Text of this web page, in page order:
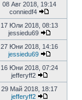
08 Авг 2018, 19:14
conniedf4
17 Юли 2018, 08:13
jessiedu69
27 Юни 2018, 14:16
jessiedu69
16 Юни 2018, 07:24
jefferyff2
29 Май 2018, 18:17
jefferyff2